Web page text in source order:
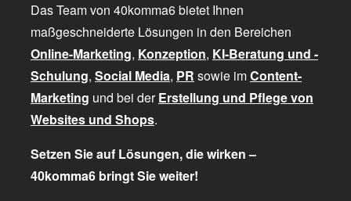
Das Team von 40komma6 bietet Ihnen
maßgeschneiderte Lösungen in den Bereichen
Online-Marketing, Konzeption, KI-Beratung und -
Schulung, Social Media, PR sowie imContent-
Marketing und bei derErstellung und Pflege von
Websites und Shops.
Setzen Sie auf Lösungen, die wirken –
40komma6 bringt Sie weiter!